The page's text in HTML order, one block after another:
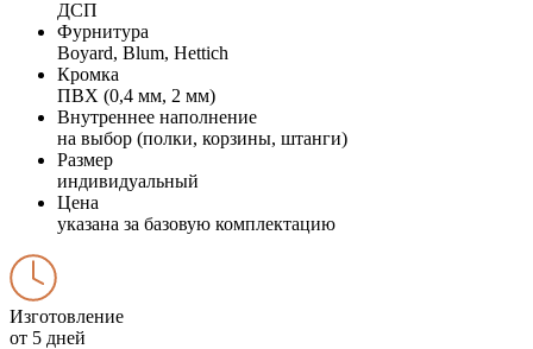
ДСП
Фурнитура
Boyard, Blum, Hettich
Кромка
ПВХ (0,4 мм, 2 мм)
Внутреннее наполнение
на выбор (полки, корзины, штанги)
Размер
индивидуальный
Цена
указана за базовую комплектацию
Изготовление
от 5 дней